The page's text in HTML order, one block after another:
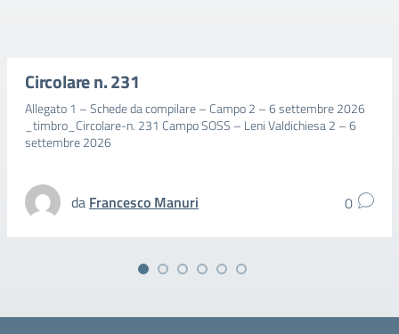
Circolare n. 231
Allegato 1 – Schede da compilare – Campo 2 – 6 settembre 2026
_timbro_Circolare-n. 231 Campo SOSS – Leni Valdichiesa 2 – 6
settembre 2026
da Francesco Manuri 0